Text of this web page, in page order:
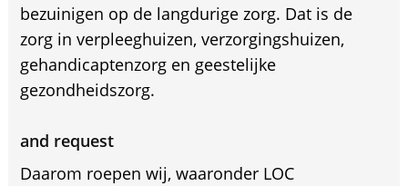
bezuinigen op de langdurige zorg. Dat is de
zorg in verpleeghuizen, verzorgingshuizen,
gehandicaptenzorg en geestelijke
gezondheidszorg.
and request
Daarom roepen wij, waaronder LOC